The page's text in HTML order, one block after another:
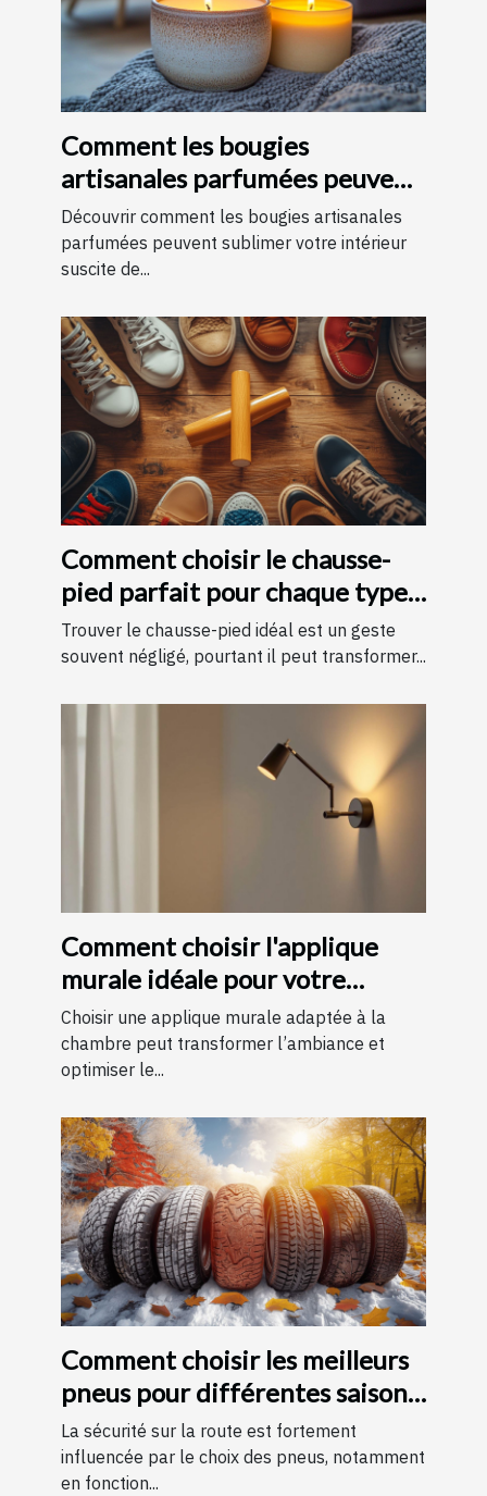
Comment les bougies
artisanales parfumées peuvent
améliorer votre intérieur
Découvrir comment les bougies artisanales
parfumées peuvent sublimer votre intérieur
suscite de...
Comment choisir le chausse-
pied parfait pour chaque type
de chaussure
Trouver le chausse-pied idéal est un geste
souvent négligé, pourtant il peut transformer...
Comment choisir l'applique
murale idéale pour votre
chambre
Choisir une applique murale adaptée à la
chambre peut transformer l’ambiance et
optimiser le...
Comment choisir les meilleurs
pneus pour différentes saisons
?
La sécurité sur la route est fortement
influencée par le choix des pneus, notamment
en fonction...